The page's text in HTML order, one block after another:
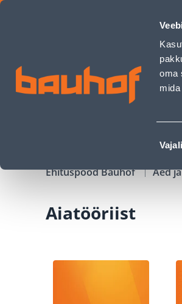
oma
valik
Aiatööriist - Bauhof has loaded
Ehituspood Bauhof Aed
Aiatööriist